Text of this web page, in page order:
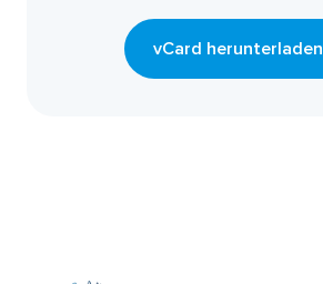
vCard herunterladen